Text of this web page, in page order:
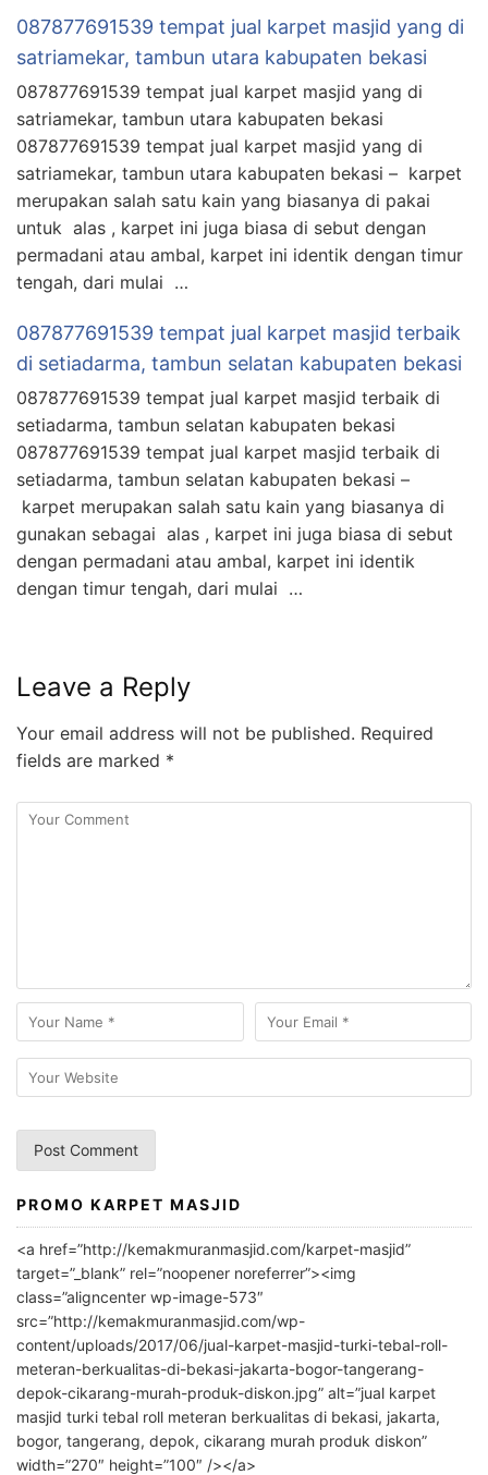
087877691539 tempat jual karpet masjid yang di
satriamekar, tambun utara kabupaten bekasi
087877691539 tempat jual karpet masjid yang di
satriamekar, tambun utara kabupaten bekasi
087877691539 tempat jual karpet masjid yang di
satriamekar, tambun utara kabupaten bekasi – karpet
merupakan salah satu kain yang biasanya di pakai
untuk alas , karpet ini juga biasa di sebut dengan
permadani atau ambal, karpet ini identik dengan timur
tengah, dari mulai …
087877691539 tempat jual karpet masjid terbaik
di setiadarma, tambun selatan kabupaten bekasi
087877691539 tempat jual karpet masjid terbaik di
setiadarma, tambun selatan kabupaten bekasi
087877691539 tempat jual karpet masjid terbaik di
setiadarma, tambun selatan kabupaten bekasi –
karpet merupakan salah satu kain yang biasanya di
gunakan sebagai alas , karpet ini juga biasa di sebut
dengan permadani atau ambal, karpet ini identik
dengan timur tengah, dari mulai …
Leave a Reply
Your email address will not be published. Required
fields are marked *
A
l
r
n
a
t
i
v
PROMO KARPET MASJID
<a href=”http://kemakmuranmasjid.com/karpet-masjid”
target=”_blank” rel=”noopener noreferrer”><img
class=”aligncenter wp-image-573″
src=”http://kemakmuranmasjid.com/wp-
content/uploads/2017/06/jual-karpet-masjid-turki-tebal-roll-
meteran-berkualitas-di-bekasi-jakarta-bogor-tangerang-
depok-cikarang-murah-produk-diskon.jpg” alt=”jual karpet
masjid turki tebal roll meteran berkualitas di bekasi, jakarta,
bogor, tangerang, depok, cikarang murah produk diskon”
width=”270″ height=”100″ /></a>